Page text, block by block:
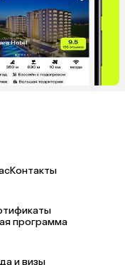
Контакты
программа
и визы